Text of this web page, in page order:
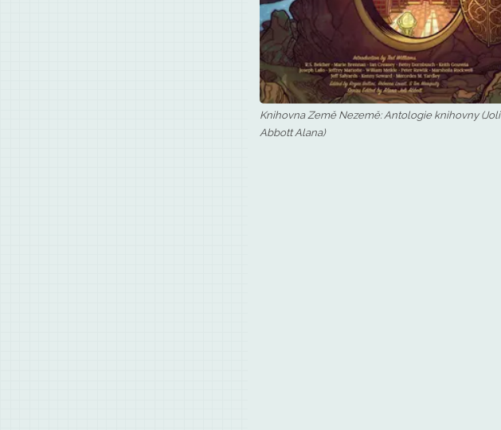
Knihovna Země Nezemě: Antologie knihovny (Joli
Abbott Alana)